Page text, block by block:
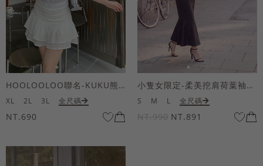
HOOLOOLOO聯名-KUKU熊蝴蝶結短袖上衣
XL 2L 3L 全尺碼
NT.690
小隻女限定-柔美挖肩荷葉袖魚尾長洋裝
S M L 全尺碼
NT.990 NT.891